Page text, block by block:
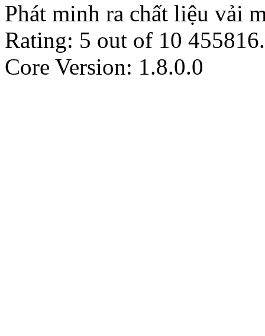
Phát minh ra chất liệu vải
Rating: 5 out of 10 455816.
Core Version: 1.8.0.0